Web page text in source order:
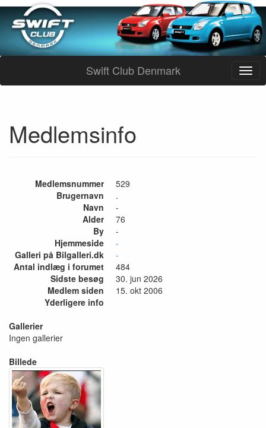
Swift Club Denmark
Medlemsinfo
Medlemsnummer
529
Brugernavn
.
Navn
-
Alder
76
By
-
Hjemmeside
-
Galleri på Bilgalleri.dk
-
Antal indlæg i forumet
484
Sidste besøg
30. jun 2026
Medlem siden
15. okt 2006
Yderligere info
Gallerier
Ingen gallerier
Billede